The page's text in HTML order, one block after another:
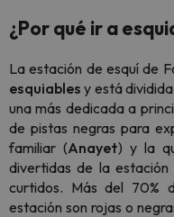
¿Por qué ir a
La estación de esquí de
esquiables y está
una más dedicada a
de pistas negras para
familiar (Anayet) y la
divertidas de la estación
curtidos. Más del 70%
estación son rojas o